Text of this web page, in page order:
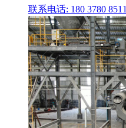
联系电话: 180 3780 8511